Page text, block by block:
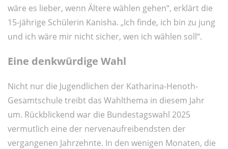
wäre es lieber, wenn Ältere wählen gehen“, erklärt die
15-jährige Schülerin Kanisha. „Ich finde, ich bin zu jung
und ich wäre mir nicht sicher, wen ich wählen soll“.
Eine denkwürdige Wahl
Nicht nur die Jugendlichen der Katharina-Henoth-
Gesamtschule treibt das Wahlthema in diesem Jahr
um. Rückblickend war die Bundestagswahl 2025
vermutlich eine der nervenaufreibendsten der
vergangenen Jahrzehnte. In den wenigen Monaten, die